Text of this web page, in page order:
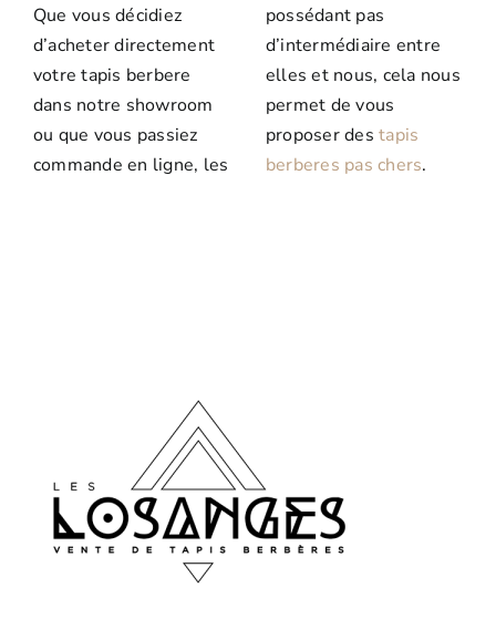
Que vous décidiez
d’acheter directement
votre tapis berbere
dans notre showroom
ou que vous passiez
commande en ligne, les
possédant pas
d’intermédiaire entre
elles et nous, cela nous
permet de vous
proposer destapis
berberes pas chers.